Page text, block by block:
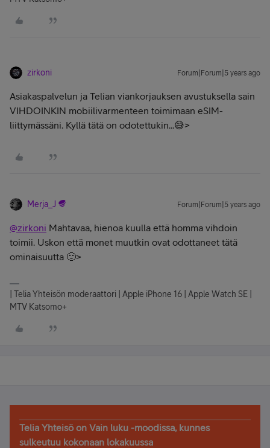
zirkoni Forum|Forum|5 years ago
Asiakaspalvelun ja Telian viankorjauksen avustuksella sain
VIHDOINKIN mobiilivarmenteen toimimaan eSIM-
liittymässäni. Kyllä tätä on odotettukin...😅>
Merja_J Forum|Forum|5 years ago
@zirkoni Mahtavaa, hienoa kuulla että homma vihdoin
toimii. Uskon että monet muutkin ovat odottaneet tätä
ominaisuutta 🙂>
| Telia Yhteisön moderaattori | Apple iPhone 16 | Apple Watch SE |
MTV Katsomo+
Telia Yhteisö on Vain luku -moodissa, kunnes
sulkeutuu kokonaan lokakuussa